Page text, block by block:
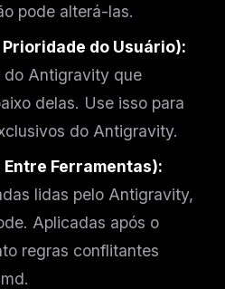
pode alterá-las.
Prioridade do Usuário):
do Antigravity que
delas. Use isso para
do Antigravity.
Entre Ferramentas):
lidas pelo Antigravity,
Aplicadas após o
regras conflitantes